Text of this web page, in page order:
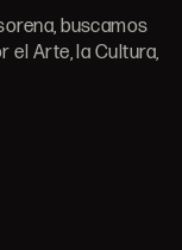
buscamos
el Arte, la Cultura,